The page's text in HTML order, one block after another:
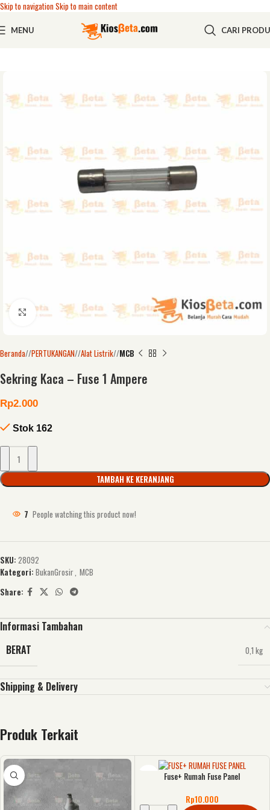
Skip to navigationSkip to main content
MENU CARI
Click to enlarge
Beranda/ PERTUKANGAN/ Alat Listrik/ MCB
Sekring Kaca – Fuse 1 Ampere
Rp2.000
Stok 162
TAMBAH KE KERANJANG
7 People watching this product now!
SKU: 28092
Kategori: BukanGrosir, MCB
Share:
Informasi Tambahan
BERAT
0,1 kg
Shipping & Delivery
Produk Terkait
Fuse+ Rumah Fuse Panel
Rp10.000